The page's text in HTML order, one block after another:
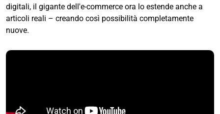
digitali, il gigante dell'e-commerce ora lo estende anche a
articoli reali – creando così possibilità completamente
nuove.